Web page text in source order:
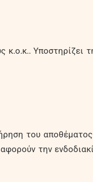
κ.ο.κ.. Υποστηρίζει
του αποθέματος
την